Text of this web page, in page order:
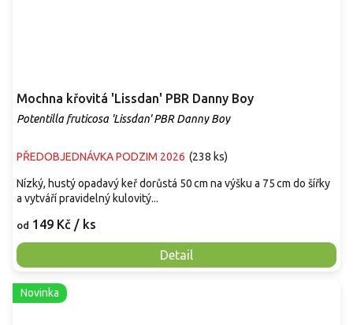
Mochna křovitá 'Lissdan' PBR Danny Boy
Potentilla fruticosa 'Lissdan' PBR Danny Boy
PŘEDOBJEDNÁVKA PODZIM 2026 (238 ks)
od 149 Kč / ks
Detail
Nízký, hustý opadavý keř dorůstá 50 cm na výšku a 75 cm do šířky
a vytváří pravidelný kulovitý...
Novinka